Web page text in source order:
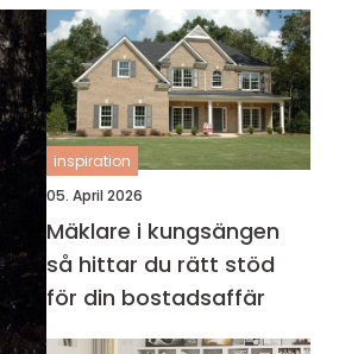
inspiration
05. April 2026
Mäklare i kungsängen
så hittar du rätt stöd
för din bostadsaffär